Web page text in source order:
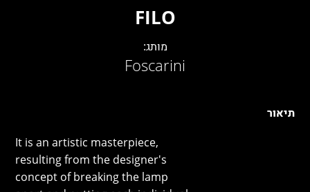
ROGER PRADIER
PORSCHE
CATELLANI & SMITH
FILO
מותג:
Foscarini
תיאור
It is an artistic masterpiece,
resulting from the designer's
concept of breaking the lamp